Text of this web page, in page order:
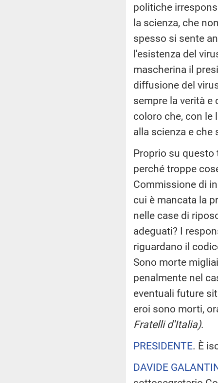
politiche
la scienza, che
spesso si sente
l'esistenza del
mascherina il
diffusione del
sempre la verità
coloro che, con le
alla scienza e
Proprio su questo
perché troppe
Commissione di
cui è mancata la
nelle case di
adeguati? I
riguardano il
Sono morte
penalmente nel
eventuali future
eroi sono morti,
Fratelli d'Italia).
PRESIDENTE. È
DAVIDE